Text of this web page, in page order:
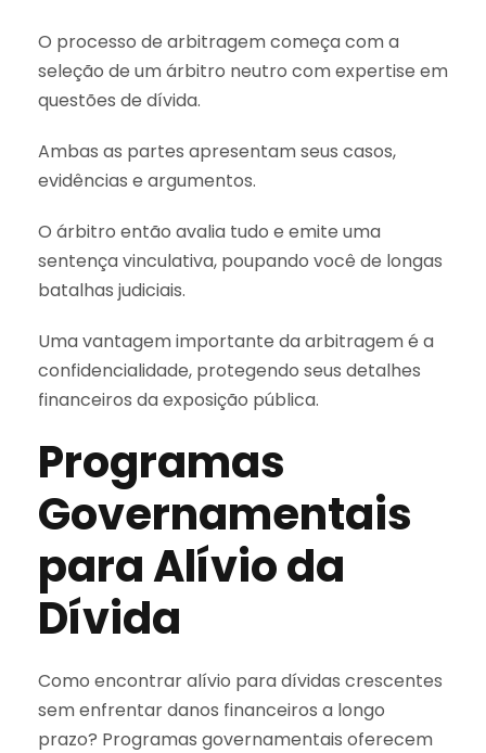
O processo de arbitragem começa com a
seleção de um árbitro neutro com expertise em
questões de dívida.
Ambas as partes apresentam seus casos,
evidências e argumentos.
O árbitro então avalia tudo e emite uma
sentença vinculativa, poupando você de longas
batalhas judiciais.
Uma vantagem importante da arbitragem é a
confidencialidade, protegendo seus detalhes
financeiros da exposição pública.
Programas
Governamentais
para Alívio da
Dívida
Como encontrar alívio para dívidas crescentes
sem enfrentar danos financeiros a longo
prazo? Programas governamentais oferecem